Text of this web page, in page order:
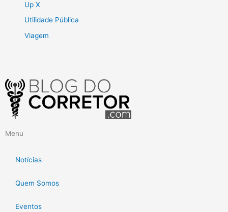
Up X
Utilidade Pública
Viagem
Menu
Notícias
Quem Somos
Eventos